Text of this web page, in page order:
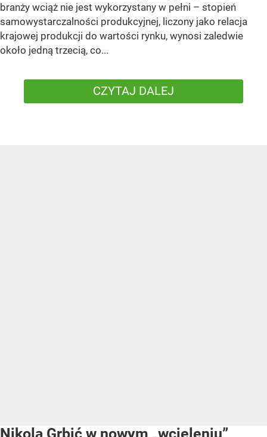
branży wciąż nie jest wykorzystany w pełni – stopień
samowystarczalności produkcyjnej, liczony jako relacja
krajowej produkcji do wartości rynku, wynosi zaledwie
około jedną trzecią, co...
CZYTAJ DALEJ